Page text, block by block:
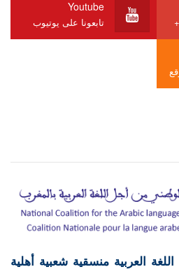
Youtube
تابعونا على يوتيوب
العربية منسقية شعبية أهلية